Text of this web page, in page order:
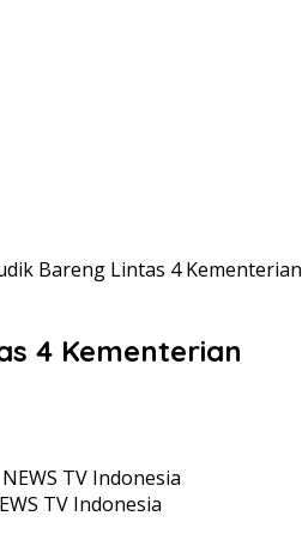
Bareng Lintas 4 Kementerian
4 Kementerian
TV Indonesia